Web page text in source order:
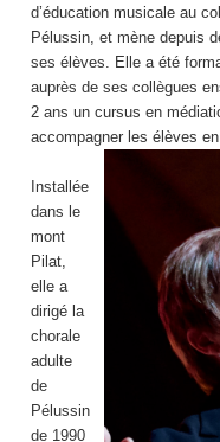
d’éducation musicale au
Pélussin, et mène depuis
ses élèves. Elle a été
auprès de ses collègues
2 ans un cursus en
accompagner les élèves
Installée
dans le
mont
Pilat,
elle a
dirigé la
chorale
adulte
de
Pélussin
de 1990